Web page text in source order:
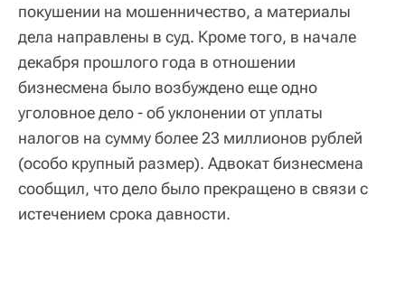
покушении на мошенничество, а материалы
дела направлены в суд. Кроме того, в начале
декабря прошлого года в отношении
бизнесмена было возбуждено еще одно
уголовное дело - об уклонении от уплаты
налогов на сумму более 23 миллионов рублей
(особо крупный размер). Адвокат бизнесмена
сообщил, что дело было прекращено в связи с
истечением срока давности.